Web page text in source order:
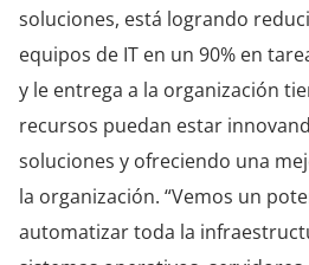
soluciones, está logrando
equipos de IT en un 90% en
y le entrega a la organización
recursos puedan estar
soluciones y ofreciendo una
la organización. “Vemos un
automatizar toda la